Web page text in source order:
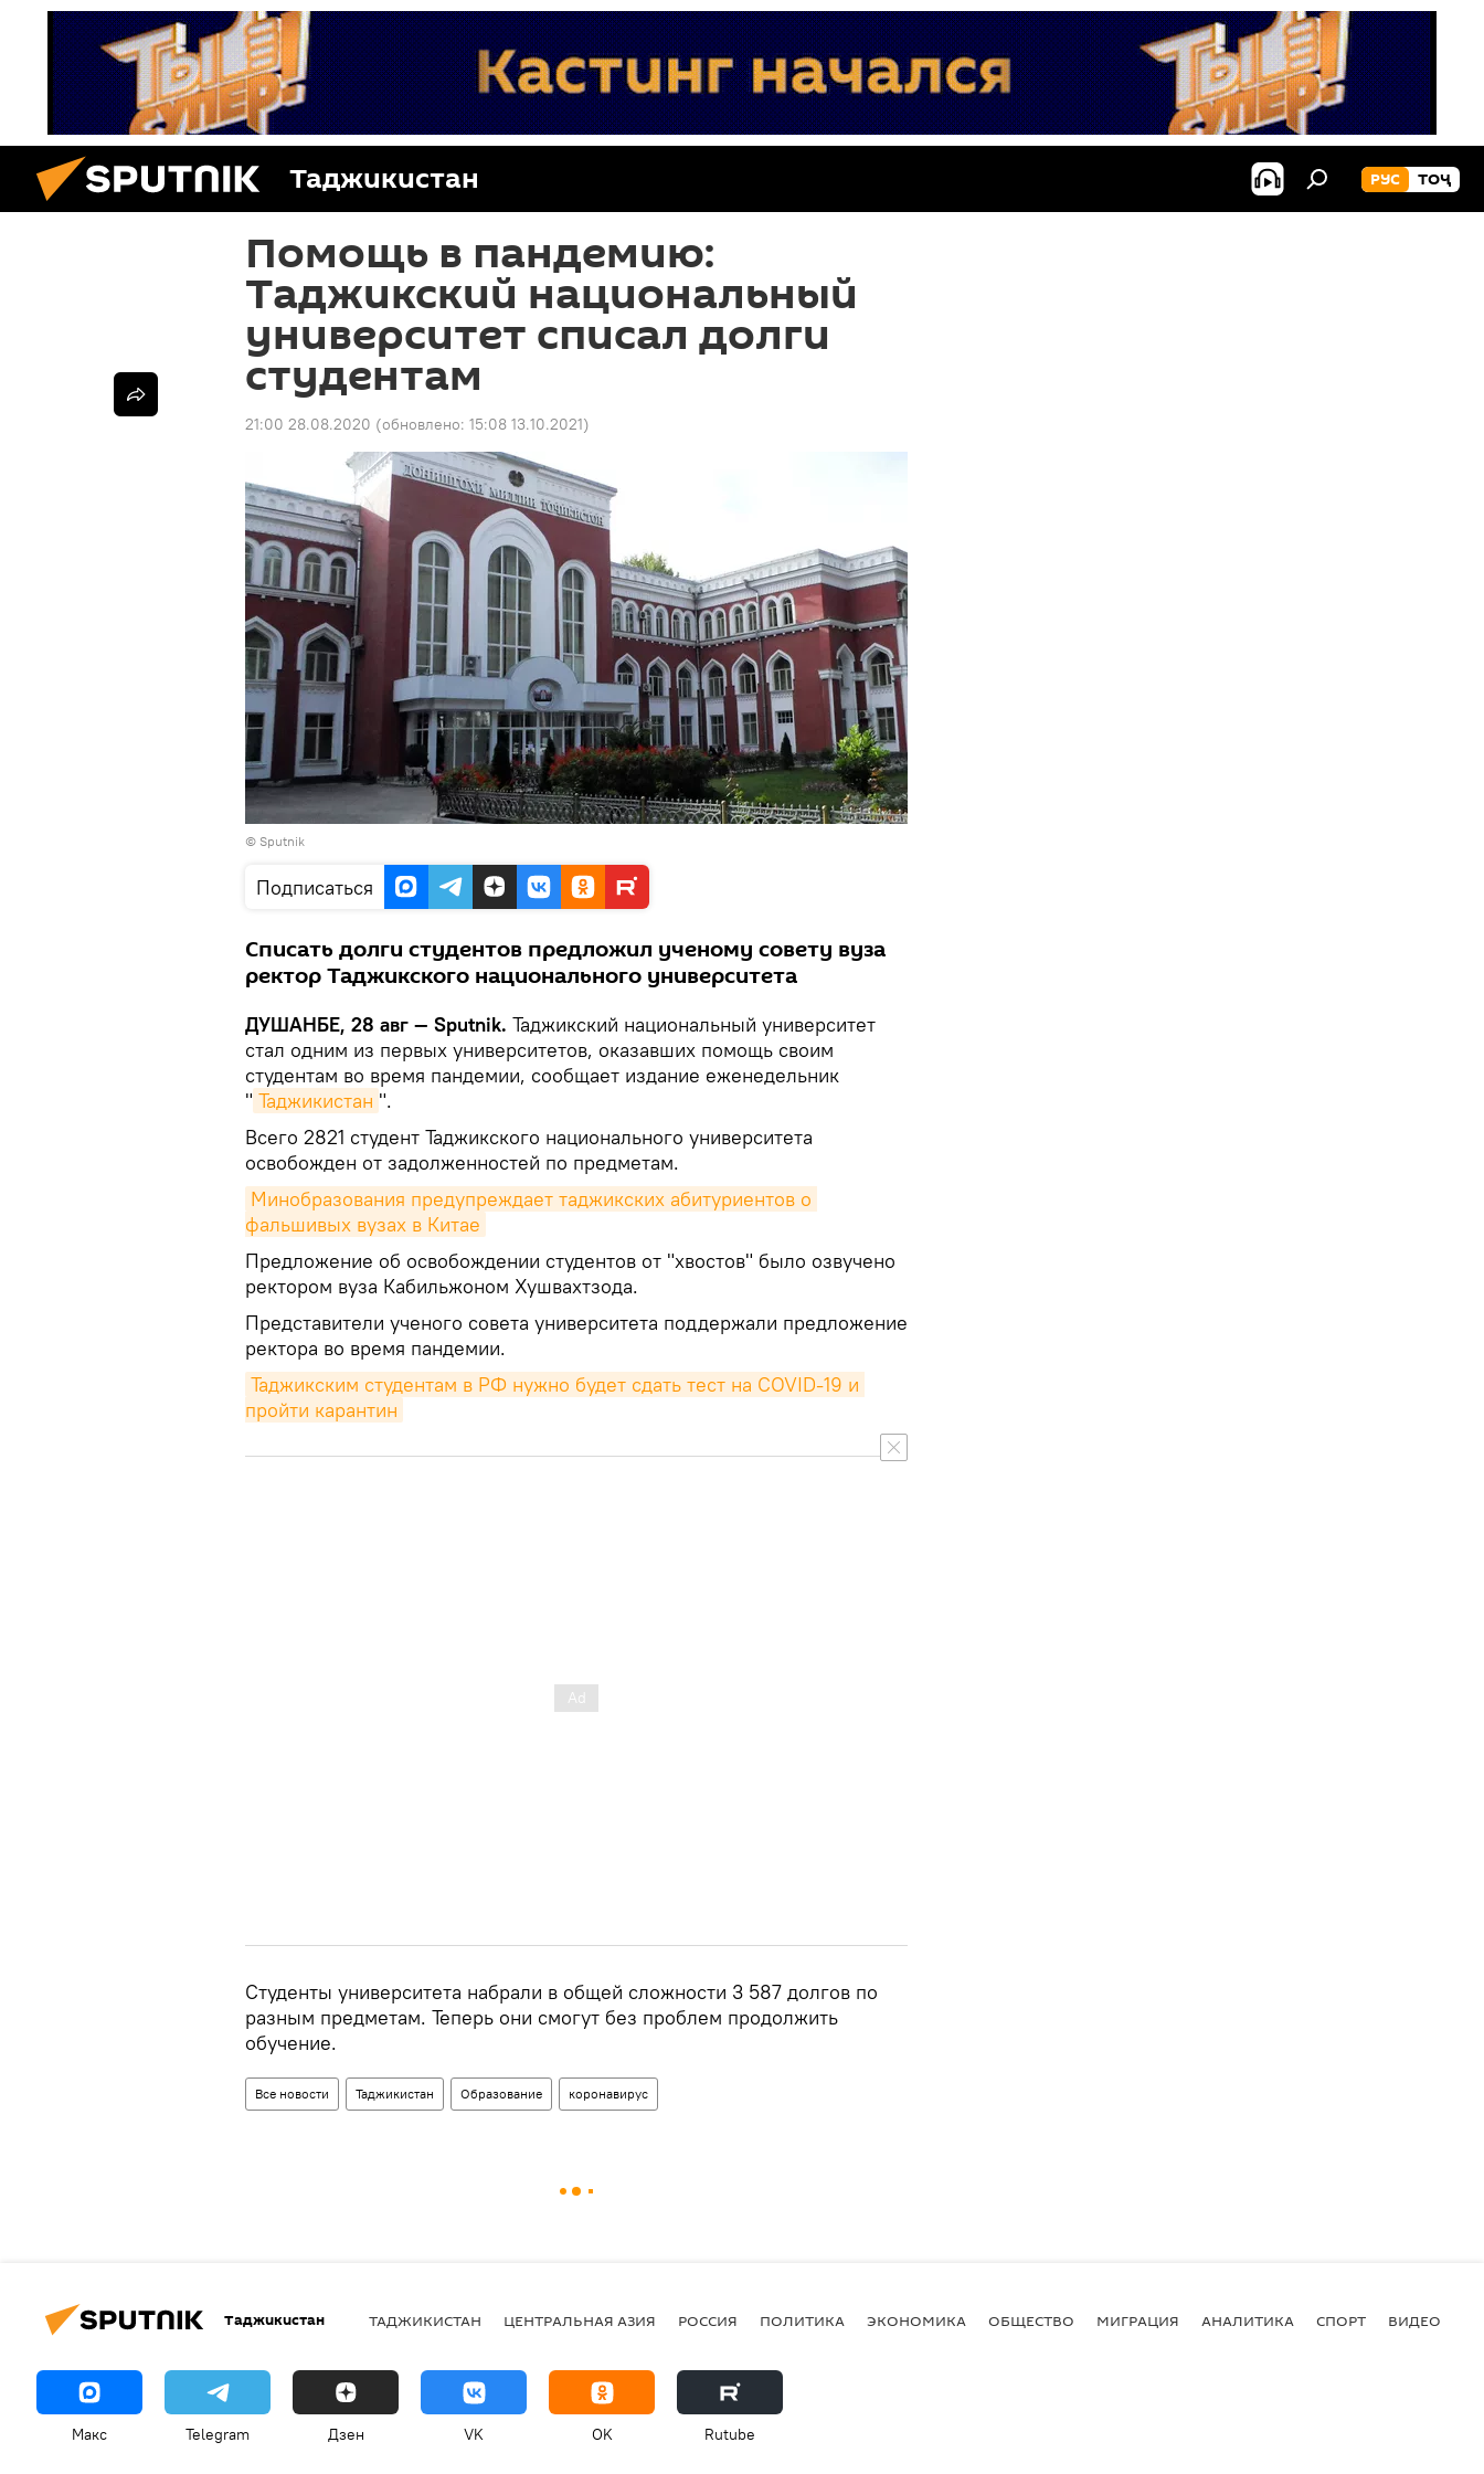
Таджикистан РУС ТОҶ
Помощь в пандемию:
Таджикский национальный
университет списал долги
студентам
21:00 28.08.2020 (обновлено: 15:08 13.10.2021)
© Sputnik
Подписаться
Списать долги студентов предложил ученому совету вуза
ректор Таджикского национального университета
ДУШАНБЕ, 28 авг — Sputnik. Таджикский национальный университет
стал одним из первых университетов, оказавших помощь своим
студентам во время пандемии, сообщает издание еженедельник
" Таджикистан ".
Всего 2821 студент Таджикского национального университета
освобожден от задолженностей по предметам.
Минобразования предупреждает таджикских абитуриентов о
фальшивых вузах в Китае
Предложение об освобождении студентов от "хвостов" было озвучено
ректором вуза Кабильжоном Хушвахтзода.
Представители ученого совета университета поддержали предложение
ректора во время пандемии.
Таджикским студентам в РФ нужно будет сдать тест на COVID-19 и
пройти карантин
Студенты университета набрали в общей сложности 3 587 долгов по
разным предметам. Теперь они смогут без проблем продолжить
обучение.
Все новости Таджикистан Образование коронавирус
Таджикистан ТАДЖИКИСТАН ЦЕНТРАЛЬНАЯ АЗИЯ РОССИЯ ПОЛИТИКА ЭКОНОМИКА ОБЩЕСТВО МИГРАЦИЯ АНАЛИТИКА СПОРТ ВИДЕО
Макс Telegram Дзен VK OK Rutube